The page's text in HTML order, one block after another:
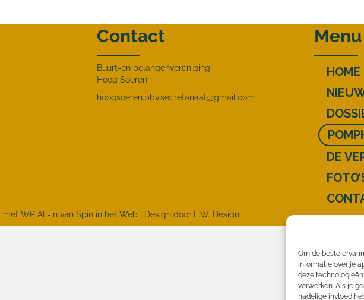
Om de beste
informatie over je
deze
verwerken. Als je
nadelige invloed
Contact
Buurt-en belangenvereniging
Hoog Soeren
hoogsoeren.bbv.secretariaat@gmail.com
Menu
HOME
DE
met WP All-in van Spin in het Web | Design door E.W. Design